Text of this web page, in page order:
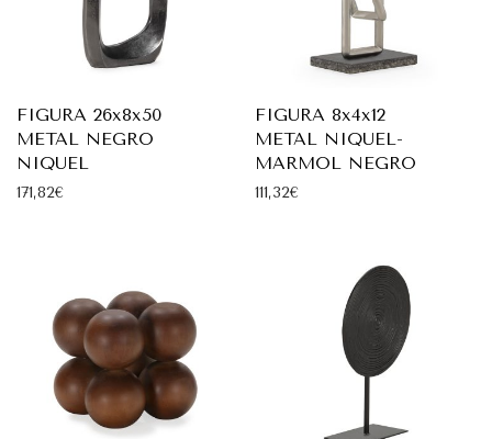
FIGURA 26x8x50
METAL NEGRO
NIQUEL
171,82€
FIGURA 8x4x12
METAL NIQUEL-
MARMOL NEGRO
111,32€